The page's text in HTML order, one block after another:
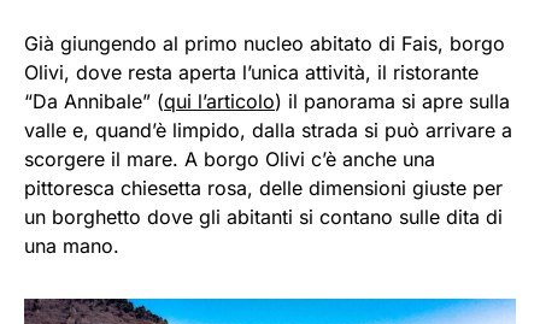
Già giungendo al primo nucleo abitato di Fais, borgo
Olivi, dove resta aperta l’unica attività, il ristorante
“Da Annibale” (qui l’articolo) il panorama si apre sulla
valle e, quand’è limpido, dalla strada si può arrivare a
scorgere il mare. A borgo Olivi c’è anche una
pittoresca chiesetta rosa, delle dimensioni giuste per
un borghetto dove gli abitanti si contano sulle dita di
una mano.